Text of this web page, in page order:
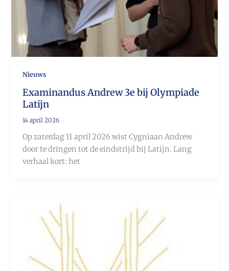
Nieuws
Examinandus Andrew 3e bij Olympiade
Latijn
14 april 2026
Op zaterdag 11 april 2026 wist Cygniaan Andrew
door te dringen tot de eindstrijd bij Latijn. Lang
verhaal kort: het